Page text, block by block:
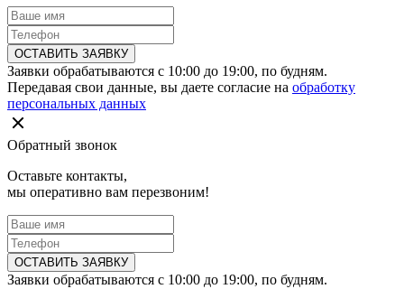
ОСТАВИТЬ ЗАЯВКУ
Заявки обрабатываются с 10:00 до 19:00, по будням.
Передавая свои данные, вы даете согласие на обработку
персональных данных
Обратный звонок
Оставьте контакты,
мы оперативно вам перезвоним!
ОСТАВИТЬ ЗАЯВКУ
Заявки обрабатываются с 10:00 до 19:00, по будням.